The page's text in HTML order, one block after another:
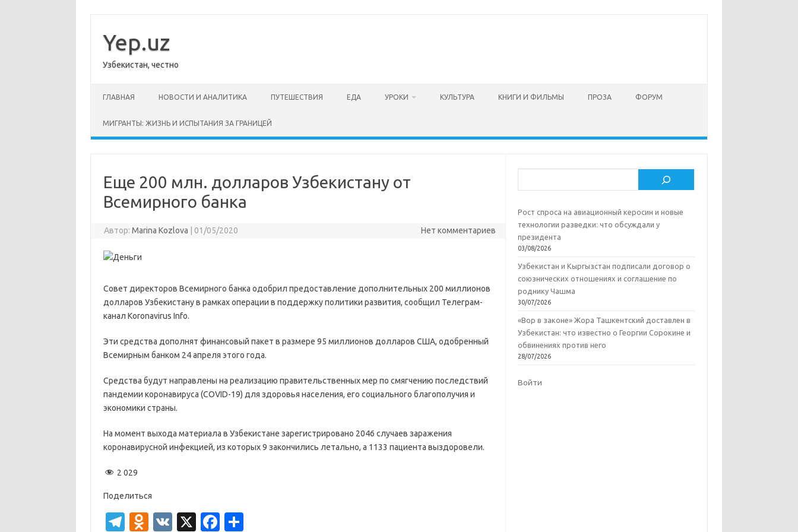
содержимому
Yep.uz
Узбекистан, честно
ГЛАВНАЯ НОВОСТИ И АНАЛИТИКА ПУТЕШЕСТВИЯ ЕДА УРОКИ КУЛЬТУРА КНИГИ И ФИЛЬМЫ ПРОЗА ФОРУМ
МИГРАНТЫ: ЖИЗНЬ И ИСПЫТАНИЯ ЗА ГРАНИЦЕЙ
Еще 200 млн. долларов Узбекистану от
Всемирного банка
Автор: Marina Kozlova 01/05/2020 Нет комментариев
Совет директоров Всемирного банка одобрил предоставление дополнительных 200 миллионов
долларов Узбекистану в рамках операции в поддержку политики развития, сообщил Телеграм-
канал Koronavirus Info.
Эти средства дополнят финансовый пакет в размере 95 миллионов долларов США, одобренный
Всемирным банком 24 апреля этого года.
Средства будут направлены на реализацию правительственных мер по смягчению последствий
пандемии коронавируса (COVID-19) для здоровья населения, его социального благополучия и
экономики страны.
На момент выхода материала в Узбекистане зарегистрировано 2046 случаев заражения
коронавирусной инфекцией, из которых 9 закончились летально, а 1133 пациента выздоровели.
2 029
Поделиться
T
O
V
X
Fa
Рост спроса на авиационный керосин и новые
технологии разведки: что обсуждали у
президента
03/08/2026
Узбекистан и Кыргызстан подписали договор о
союзнических отношениях и соглашение по
роднику Чашма
30/07/2026
«Вор в законе» Жора Ташкентский доставлен в
Узбекистан: что известно о Георгии Сорокине и
обвинениях против него
28/07/2026
Войти